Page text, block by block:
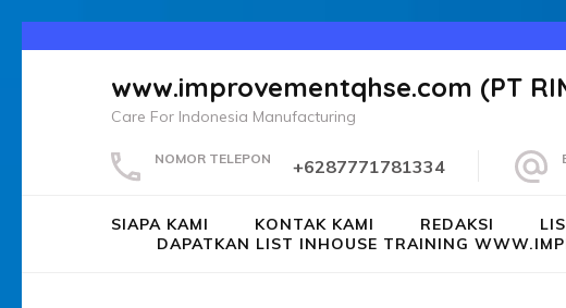
www.improvementqhse.com (PT
Care For Indonesia Manufacturing
NOMOR TELEPON +6287771781334
SIAPA KAMI KONTAK KAMI REDAKSI
DAPATKAN LIST INHOUSE TRAINING